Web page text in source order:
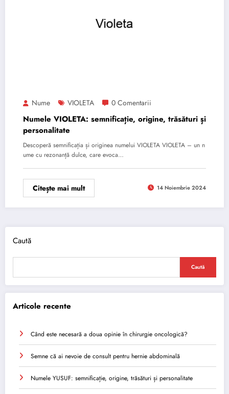
Nume VIOLETA 0 Comentarii
Numele VIOLETA: semnificație, origine, trăsături și
personalitate
Descoperă semnificația și originea numelui VIOLETA VIOLETA – un n
ume cu rezonanță dulce, care evoca…
Citește mai mult 14 Noiembrie 2024
Caută
Caută
Articole recente
Când este necesară a doua opinie în chirurgie oncologică?
Semne că ai nevoie de consult pentru hernie abdominală
Numele YUSUF: semnificație, origine, trăsături și personalitate